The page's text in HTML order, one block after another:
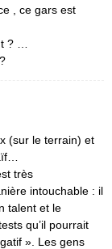
, ce gars est
? …
(sur le terrain) et
très
intouchable : il
talent et le
qu’il pourrait
». Les gens